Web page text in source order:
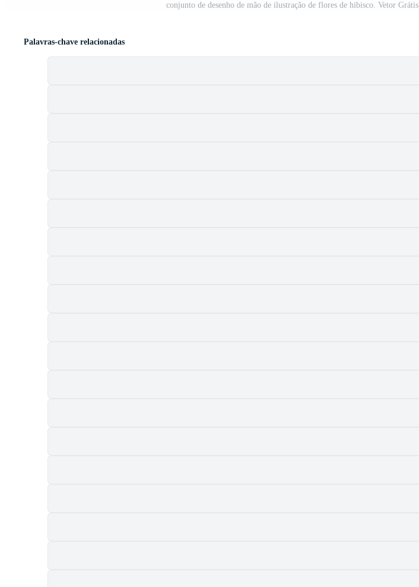
conjunto de desenho de mão de ilustração de flores de hibisco. Vetor Grátis
Palavras-chave relacionadas